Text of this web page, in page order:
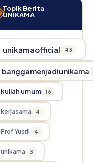
Topik Berita
UNIKAMA
unikamaofficial 43
banggamenjadiunikama
kuliah umum 16
kerjasama 4
Prof Yusril 4
unikama 3